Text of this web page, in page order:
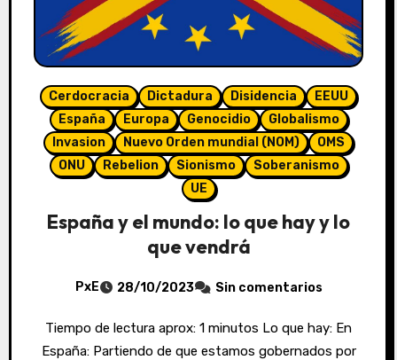
Cerdocracia Dictadura Disidencia
EEUU
España
Europa Genocidio
Globalismo
Invasion
Nuevo Orden mundial (NOM)
OMS
ONU
Rebelion Sionismo
Soberanismo
UE
España y el mundo: lo que hay y lo
que vendrá
PxE 28/10/2023 Sin comentarios
Tiempo de lectura aprox: 1 minutos Lo que hay: En
España: Partiendo de que estamos gobernados por